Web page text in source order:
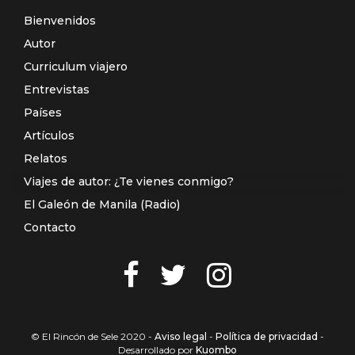
Bienvenidos
Autor
Curriculum viajero
Entrevistas
Países
Artículos
Relatos
Viajes de autor: ¿Te vienes conmigo?
El Galeón de Manila (Radio)
Contacto
© El Rincón de Sele 2020 - Aviso legal - Política de privacidad -
Desarrollado por Kuombo